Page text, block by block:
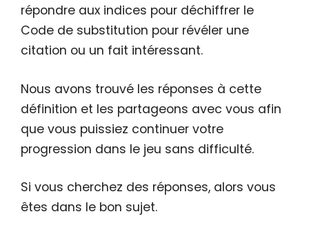
répondre aux indices pour déchiffrer le
Code de substitution pour révéler une
citation ou un fait intéressant.
Nous avons trouvé les réponses à cette
définition et les partageons avec vous afin
que vous puissiez continuer votre
progression dans le jeu sans difficulté.
Si vous cherchez des réponses, alors vous
êtes dans le bon sujet.